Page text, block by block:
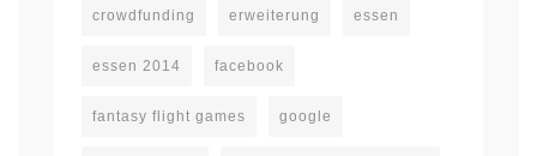
crowdfunding erweiterung essen
essen 2014 facebook
fantasy flight games google